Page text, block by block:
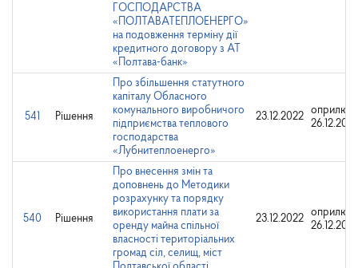
ГОСПОДАРСТВА
«ПОЛТАВАТЕПЛОЕНЕРГО»
на подовження терміну дії
кредитного договору з АТ
«Полтава-банк»
541 Рішення
Про збільшення статутного
капіталу Обласного
комунального виробничого
підприємства теплового
господарства
«Лубнитеплоенерго»
23.12.2022
26.12.2022
540 Рішення
Про внесення змін та
доповнень до Методики
розрахунку та порядку
використання плати за
оренду майна спільної
власності територіальних
громад сіл, селищ, міст
23.12.2022
26.12.2022